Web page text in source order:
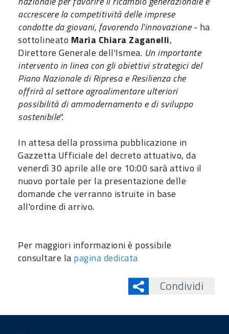
accrescere la competitività delle imprese
condotte da giovani, favorendo l'innovazione- ha
sottolineato Maria Chiara Zaganelli,
Direttore Generale dell'Ismea. Un importante
intervento in linea con gli obiettivi strategici del
Piano Nazionale di Ripresa e Resilienza che
offrirà al settore agroalimentare ulteriori
possibilità di ammodernamento e di sviluppo
sostenibile".
In attesa della prossima pubblicazione in
Gazzetta Ufficiale del decreto attuativo, da
venerdì 30 aprile alle ore 10:00 sarà attivo il
nuovo portale per la presentazione delle
domande che verranno istruite in base
all'ordine di arrivo.
Per maggiori informazioni è possibile
consultare la pagina dedicata
Condividi